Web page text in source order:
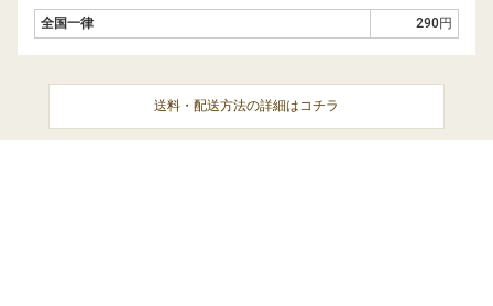
全国一律 290円
送料・配送方法の詳細はコチラ